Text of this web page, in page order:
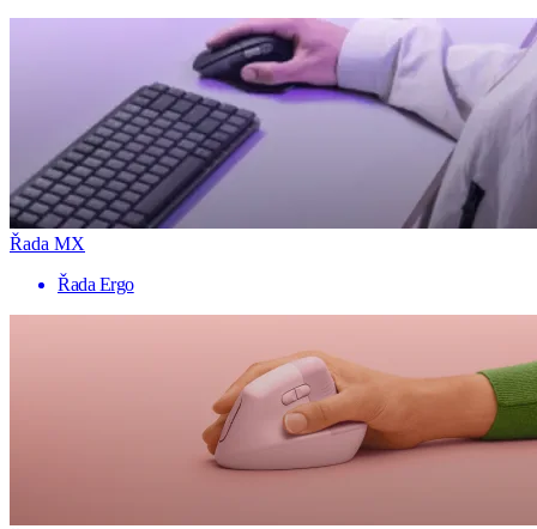
Řada MX
Řada Ergo